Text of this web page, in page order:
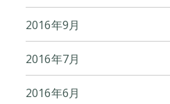
2016年9月
2016年7月
2016年6月